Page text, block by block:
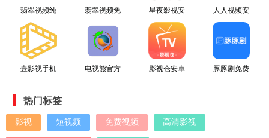
翡翠视频纯
净版
翡翠视频免
星夜影视安
卓直装版
人人视频安
卓免费版
壹影视手机
电视熊官方
影视仓安卓
豚豚剧免费
热门标签
影视 短视频 免费视频 高清影视